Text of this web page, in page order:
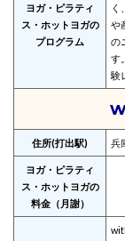
ヨガ・ピラティ
ス・ホットヨガの
プログラム
く
や
の
す
験
住所(打出駅) 兵
ヨガ・ピラティ
ス・ホットヨガの
料金（月謝）